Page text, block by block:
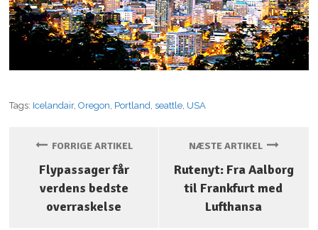
Tags: Icelandair,Oregon, Portland,seattle, USA
FORRIGE ARTIKEL
Flypassager får
verdens bedste
overraskelse
NÆSTE ARTIKEL
Rutenyt: Fra Aalborg
til Frankfurt med
Lufthansa